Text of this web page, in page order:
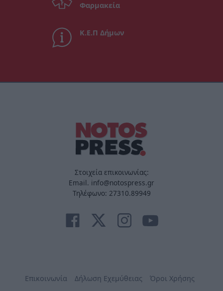
Φαρμακεία
Κ.Ε.Π Δήμων
Στοιχεία επικοινωνίας:
Email. info@notospress.gr
Τηλέφωνο: 27310.89949
Επικοινωνία Δήλωση Εχεμύθειας Όροι Χρήσης